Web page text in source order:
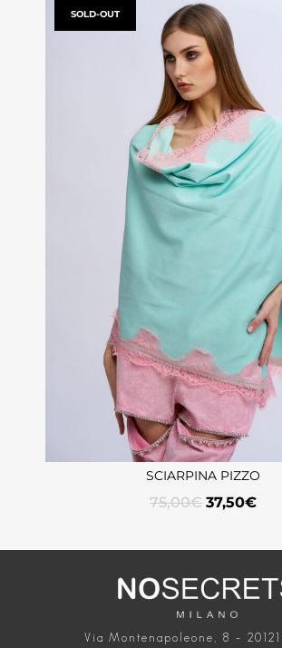
SOLD-OUT
SCIARPINA PIZZO
75,00€ 37,50€
Via Montenapoleone, 8 –